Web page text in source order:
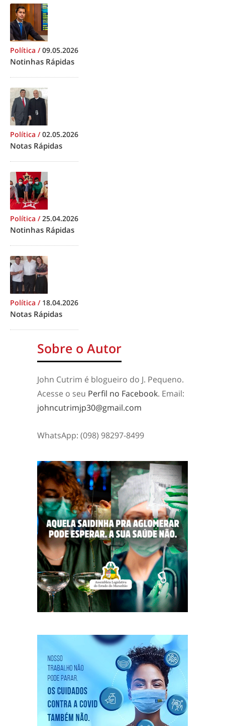
Política /09.05.2026
Notinhas Rápidas
Política /02.05.2026
Notas Rápidas
Política /25.04.2026
Notinhas Rápidas
Política / 18.04.2026
Notas Rápidas
Sobre o Autor
John Cutrim é blogueiro do J. Pequeno.
Acesse o seu Perfil no Facebook. Email:
johncutrimjp30@gmail.com
WhatsApp: (098) 98297-8499